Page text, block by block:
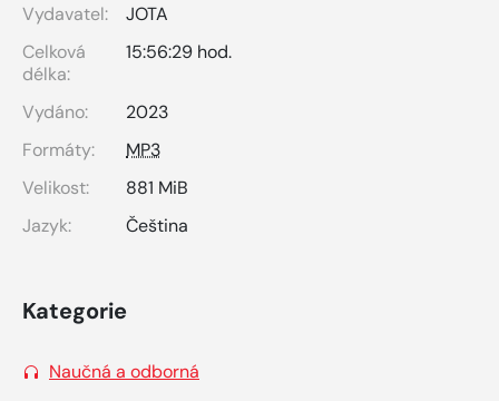
Vydavatel:
JOTA
Celková
délka:
15:56:29 hod.
Vydáno:
2023
Formáty:
MP3
Velikost:
881 MiB
Jazyk:
Čeština
Kategorie
Naučná a odborná